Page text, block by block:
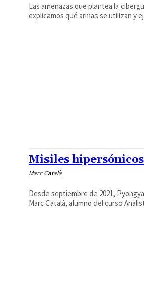
Las amenazas que plantea la
explicamos qué armas se utilizan y
Misiles
Marc Català
Desde septiembre de 2021,
Marc Català, alumno del curso